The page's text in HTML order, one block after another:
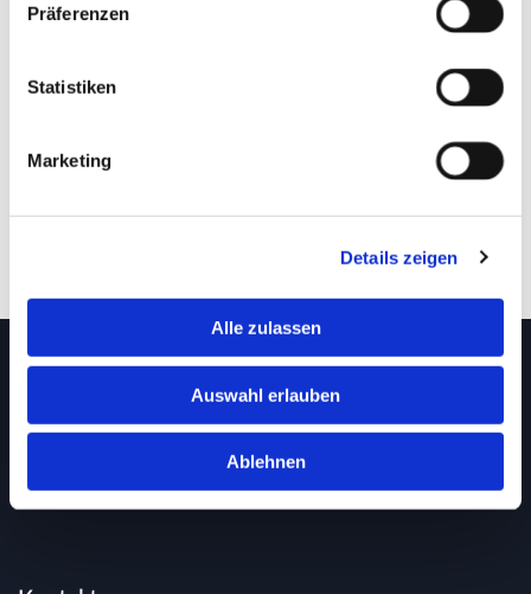
Präferenzen
Statistiken
Marketing
Details zeigen
Alle zulassen
Auswahl erlauben
Ablehnen
Diese Webseite ist ein Produkt von
Adresse
Malerfachbetrieb Becher Inh. Ralf Kosmol e. K.
57072 Siegen